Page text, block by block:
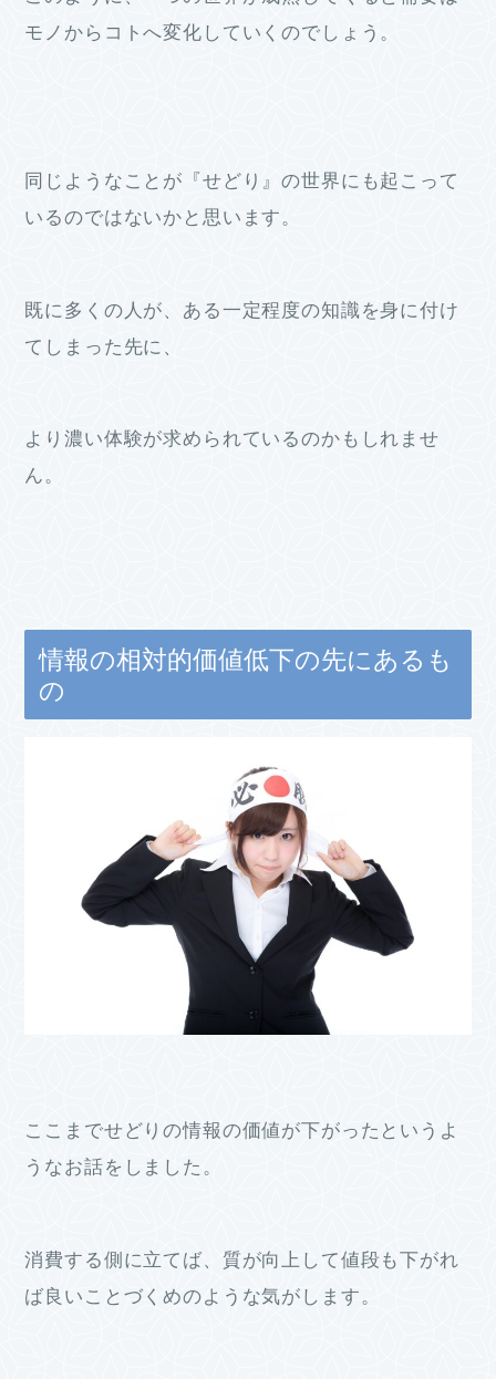
モノからコトへ変化していくのでしょう。
同じようなことが『せどり』の世界にも起こって
いるのではないかと思います。
既に多くの人が、ある一定程度の知識を身に付け
てしまった先に、
より濃い体験が求められているのかもしれませ
ん。
情報の相対的価値低下の先にあるも
の
ここまでせどりの情報の価値が下がったというよ
うなお話をしました。
消費する側に立てば、質が向上して値段も下がれ
ば良いことづくめのような気がします。